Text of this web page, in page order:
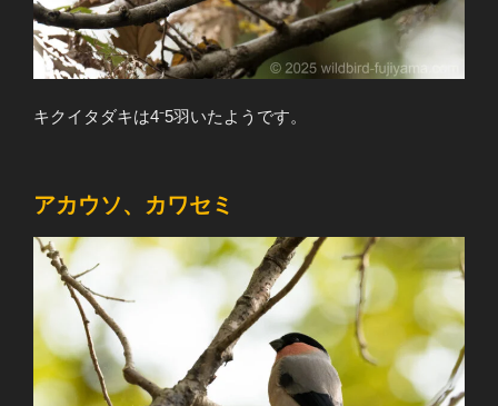
キクイタダキは4⁻5羽いたようです。
アカウソ、カワセミ